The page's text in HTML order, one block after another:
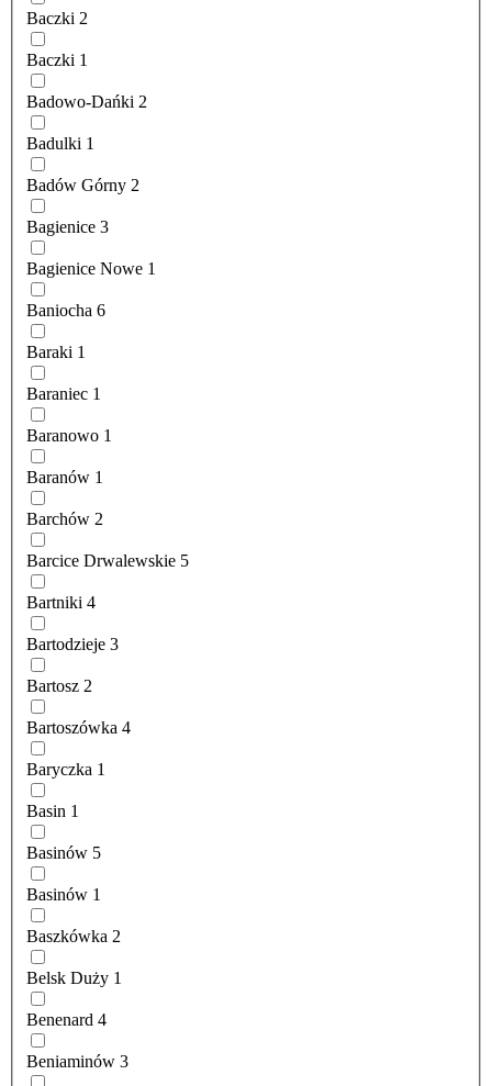
Baczki 2
Baczki 1
Badowo-Dańki 2
Badulki 1
Badów Górny 2
Bagienice 3
Bagienice Nowe 1
Baniocha 6
Baraki 1
Baraniec 1
Baranowo 1
Baranów 1
Barchów 2
Barcice Drwalewskie 5
Bartniki 4
Bartodzieje 3
Bartosz 2
Bartoszówka 4
Baryczka 1
Basin 1
Basinów 5
Basinów 1
Baszkówka 2
Belsk Duży 1
Benenard 4
Beniaminów 3